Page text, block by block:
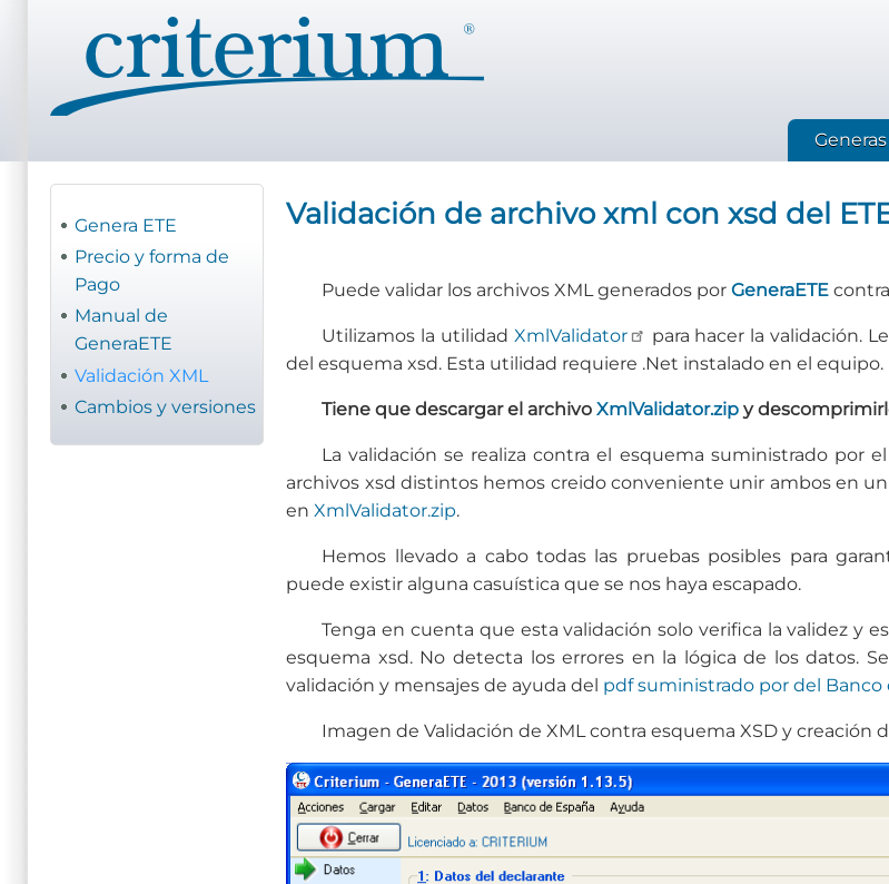
contenido
principal
Generas
Genera ETE
Precio y forma de
Pago
Manual de
GeneraETE
Validación XML
Cambios y versiones
Validación de archivo xml con xsd del
Puede validar los archivos XML generados porGeneraETE
Utilizamos la utilidad XmlValidator
para hacer la validación.
del esquema xsd. Esta utilidad requiere .Net instalado en el equipo.
Tiene que descargar el archivoXmlValidator.zip y
La validación se realiza contra el esquema suministrado por
archivos xsd distintos hemos creido conveniente unir ambos en
enXmlValidator.zip.
Hemos llevado a cabo todas las pruebas posibles para
puede existir alguna casuística que se nos haya escapado.
Tenga en cuenta que esta validación solo verifica la validez y
esquema xsd. No detecta los errores en la lógica de los datos.
validación y mensajes de ayuda del pdf suministrado por del Banco
Imagen de Validación de XML contra esquema XSD y creación